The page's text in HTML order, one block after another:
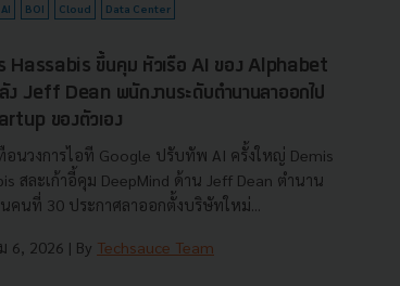
AI BOI Cloud Data Center
Hassabis ขึ้นคุม หัวเรือ AI ของ Alphabet
ง Jeff Dean พนักงานระดับตำนานลาออกไป
ของตัวเอง
อนวงการไอที Google ปรับทัพ AI ครั้งใหญ่ Demis
สละเก้าอี้คุม DeepMind ด้าน Jeff Dean ตำนาน
คนที่ 30 ประกาศลาออกตั้งบริษัทใหม่...
6, 2026 | By Techsauce Team